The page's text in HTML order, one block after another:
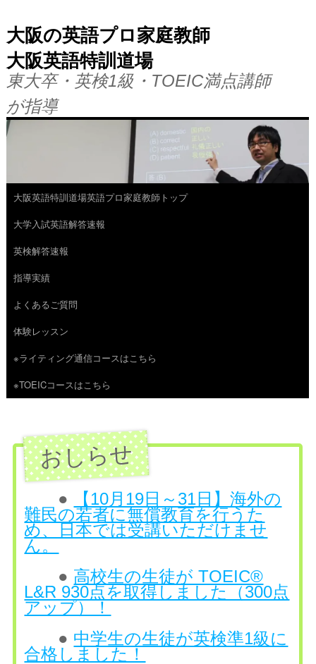
大阪の英語プロ家庭教師
大阪英語特訓道場
東大卒・英検1級・TOEIC満点講師
が指導
コ
ン
テ
ン
ツ
へ
ス
キ
大阪英語特訓道場英語プロ家庭教師トップ
大学入試英語解答速報
英検解答速報
指導実績
よくあるご質問
体験レッスン
※ライティング通信コースはこちら
※TOEICコースはこちら
●
【10月19日～31日】海外の
難民の若者に無償教育を行うた
め、日本では受講いただけませ
ん。
● 高校生の生徒が TOEIC®
L&R 930点を取得しました（300点
アップ）！
● 中学生の生徒が英検準1級に
合格しました！